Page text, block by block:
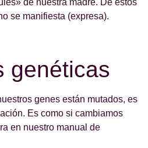
de nuestra madre. De estos
se manifiesta (expresa).
genéticas
genes están mutados, es
Es como si cambiamos
en nuestro manual de